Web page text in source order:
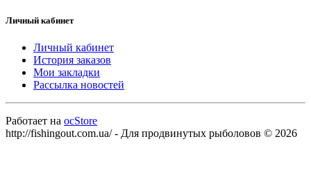
Личный кабинет
Личный кабинет
История заказов
Мои закладки
Рассылка новостей
Работает на ocStore
http://fishingout.com.ua/ - Для продвинутых рыболовов © 2026